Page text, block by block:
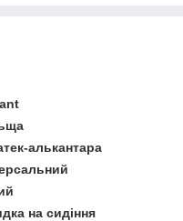
алькантара
на сидіння